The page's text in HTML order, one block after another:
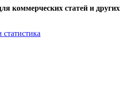
коммерческих статей и других